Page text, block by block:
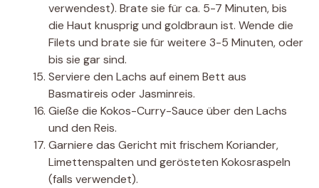
verwendest). Brate sie für ca. 5-7 Minuten, bis
die Haut knusprig und goldbraun ist. Wende die
Filets und brate sie für weitere 3-5 Minuten, oder
bis sie gar sind.
Serviere den Lachs auf einem Bett aus
Basmatireis oder Jasminreis.
Gieße die Kokos-Curry-Sauce über den Lachs
und den Reis.
Garniere das Gericht mit frischem Koriander,
Limettenspalten und gerösteten Kokosraspeln
(falls verwendet).